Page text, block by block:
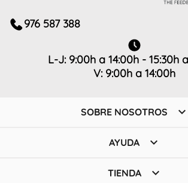
976 587 388
L-J: 9:00h a 14:00h - 15:30h
V: 9:00h a 14:00h
SOBRE NOSOTROS 
AYUDA 
TIENDA 